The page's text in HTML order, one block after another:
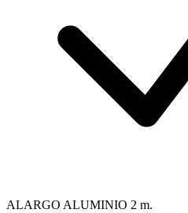
ALARGO ALUMINIO 2 m.